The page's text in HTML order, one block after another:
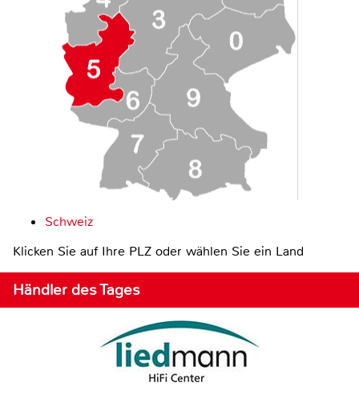
Schweiz
Klicken Sie auf Ihre PLZ oder wählen Sie ein Land
Händler des Tages